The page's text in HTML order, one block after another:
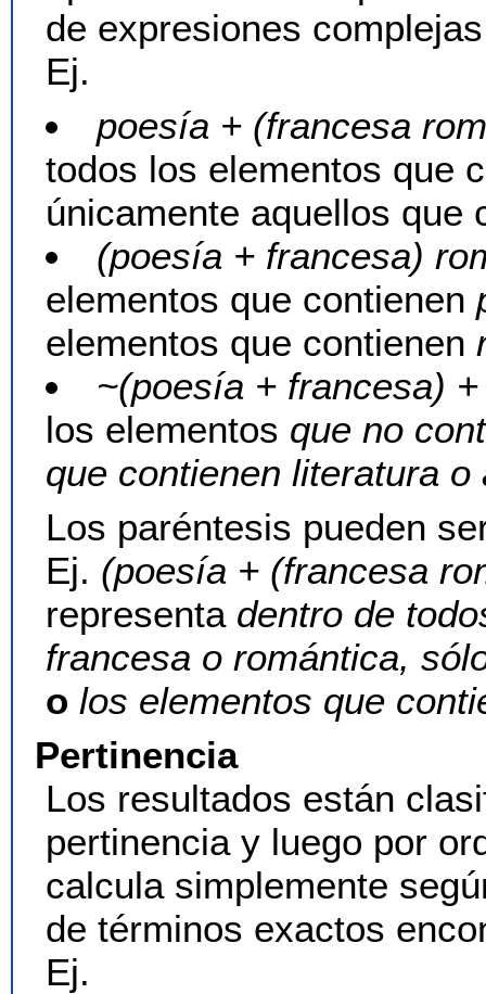
de expresiones
Ej.
poesía + (francesa
todos los elementos que
únicamente aquellos que
(poesía + francesa)
elementos que contienen
elementos que contienen
~(poesía + francesa)
los elementos que no
que contienen literatura o
Los paréntesis pueden
Ej. (poesía + (francesa
representa dentro de
francesa o romántica,
o los elementos que
Pertinencia
Los resultados están
pertinencia y luego por
calcula simplemente
de términos exactos
Ej.